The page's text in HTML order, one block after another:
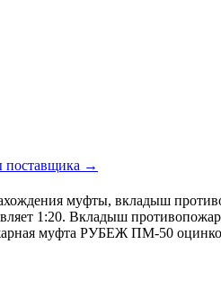
поставщика →
муфты, вкладыш
1:20. Вкладыш
муфта РУБЕЖ ПМ-50